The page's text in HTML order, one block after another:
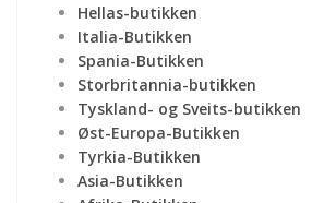
Hellas-butikken
Italia-Butikken
Spania-Butikken
Storbritannia-butikken
Tyskland- og Sveits-butikken
Øst-Europa-Butikken
Tyrkia-Butikken
Asia-Butikken